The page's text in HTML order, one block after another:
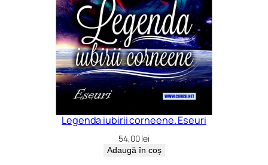
Legenda iubirii corneene. Eseuri
54,00lei
Adaugă în coș